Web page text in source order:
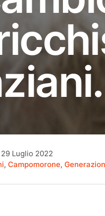
29 Luglio 20224
Agosto
, Campomorone,